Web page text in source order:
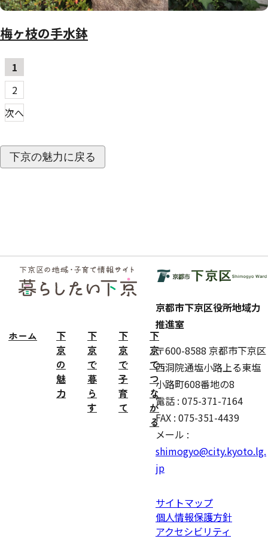
梅ヶ枝の手水鉢
稿
の
ペー
ジ
送
1
2
次へ
下京の魅力に戻る
フッ
ター
ホーム
下
京
の
魅
力
下
京
で
暮
ら
す
下
京
で
子
育
て
下
京
で
つ
な
が
る
京都市下京区役所地域力
推進室
〒600-8588 京都市下京区
西洞院通塩小路上る東塩
小路町608番地の8
電話 : 075-371-7164
FAX : 075-351-4439
メール :
shimogyo@city.kyoto.lg.
jp
サイトマップ
個人情報保護方針
アクセシビリティ